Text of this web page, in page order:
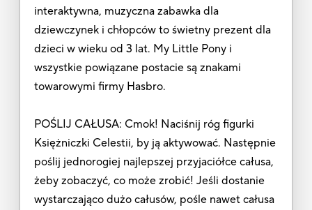
interaktywna, muzyczna zabawka dla
dziewczynek i chłopców to świetny prezent dla
dzieci w wieku od 3 lat. My Little Pony i
wszystkie powiązane postacie są znakami
towarowymi firmy Hasbro.
POŚLIJ CAŁUSA: Cmok! Naciśnij róg figurki
Księżniczki Celestii, by ją aktywować. Następnie
poślij jednorogiej najlepszej przyjaciółce całusa,
żeby zobaczyć, co może zrobić! Jeśli dostanie
wystarczająco dużo całusów, pośle nawet całusa